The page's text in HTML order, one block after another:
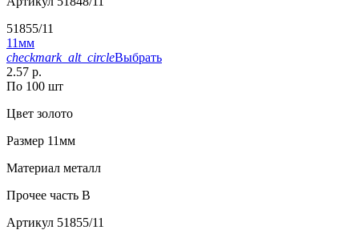
51855/11
11мм
checkmark_alt_circleВыбрать
2.57 р.
По 100 шт
Цвет золото
Размер 11мм
Материал металл
Прочее часть B
Артикул 51855/11